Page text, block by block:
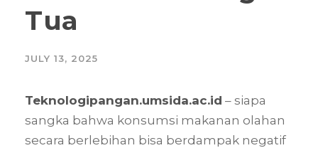
Tua
JULY 13, 2025
Teknologipangan.umsida.ac.id – siapa
sangka bahwa konsumsi makanan olahan
secara berlebihan bisa berdampak negatif